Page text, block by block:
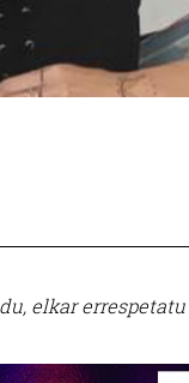
elkar errespetatu